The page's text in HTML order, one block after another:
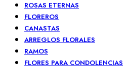
ROSAS ETERNAS
FLOREROS
CANASTAS
ARREGLOS FLORALES
RAMOS
FLORES PARA CONDOLENCIAS